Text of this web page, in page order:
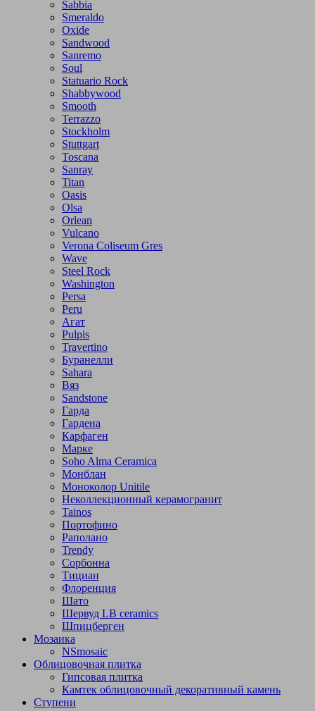
Sabbia
Smeraldo
Oxide
Sandwood
Sanremo
Soul
Statuario Rock
Shabbywood
Smooth
Terrazzo
Stockholm
Stuttgart
Toscana
Sanray
Titan
Oasis
Olsa
Orlean
Vulcano
Verona Coliseum Gres
Wave
Steel Rock
Washington
Persa
Peru
Агат
Pulpis
Travertino
Буранелли
Sahara
Вяз
Sandstone
Гарда
Гардена
Карфаген
Марке
Soho Alma Ceramica
Монблан
Моноколор Unitile
Неколлекционный керамогранит
Tainos
Портофино
Раполано
Trendy
Сорбонна
Тициан
Флоренция
Шато
Шервуд LB ceramics
Шпицберген
Мозаика
NSmosaic
Облицовочная плитка
Гипсовая плитка
Камтек облицовочный декоративный камень
Ступени